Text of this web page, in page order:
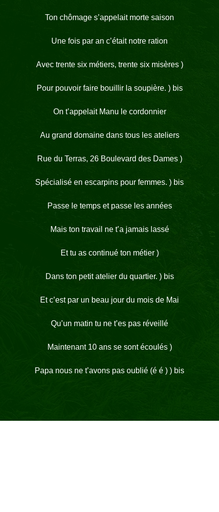
Ton chômage s’appelait morte saison
Une fois par an c’était notre ration
Avec trente six métiers, trente six misères )
Pour pouvoir faire bouillir la soupière. ) bis
On t’appelait Manu le cordonnier
Au grand domaine dans tous les ateliers
Rue du Terras, 26 Boulevard des Dames )
Spécialisé en escarpins pour femmes. ) bis
Passe le temps et passe les années
Mais ton travail ne t’a jamais lassé
Et tu as continué ton métier )
Dans ton petit atelier du quartier. ) bis
Et c’est par un beau jour du mois de Mai
Qu’un matin tu ne t’es pas réveillé
Maintenant 10 ans se sont écoulés )
Papa nous ne t’avons pas oublié (é é ) ) bis